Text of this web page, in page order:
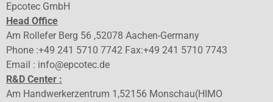
Epcotec GmbH
Head Office
Am Rollefer Berg 56 ,52078 Aachen-Germany
Phone :+49 241 5710 7742 Fax:+49 241 5710 7743
Email : info@epcotec.de
R&D Center :
Am Handwerkerzentrum 1,52156 Monschau(HIMO